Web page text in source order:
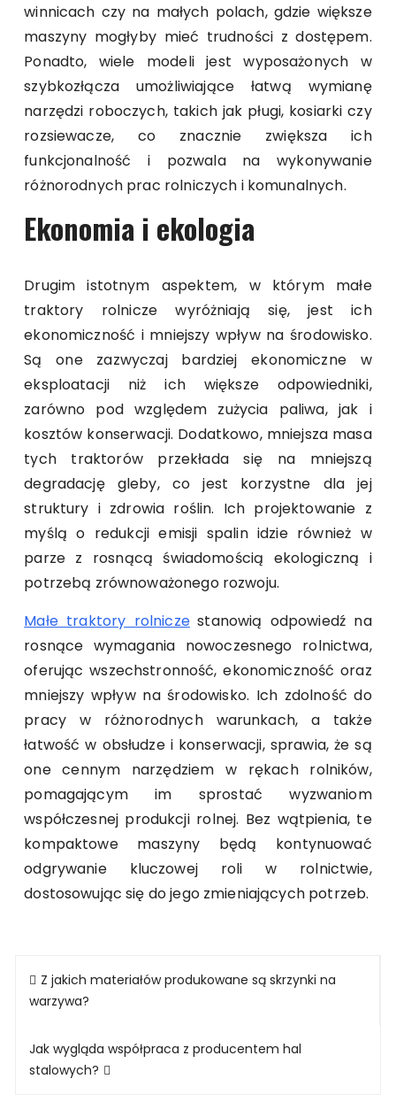
winnicach czy na małych polach, gdzie większe
maszyny mogłyby mieć trudności z dostępem.
Ponadto, wiele modeli jest wyposażonych w
szybkozłącza umożliwiające łatwą wymianę
narzędzi roboczych, takich jak pługi, kosiarki czy
rozsiewacze, co znacznie zwiększa ich
funkcjonalność i pozwala na wykonywanie
różnorodnych prac rolniczych i komunalnych.
Ekonomia i ekologia
Drugim istotnym aspektem, w którym małe
traktory rolnicze wyróżniają się, jest ich
ekonomiczność i mniejszy wpływ na środowisko.
Są one zazwyczaj bardziej ekonomiczne w
eksploatacji niż ich większe odpowiedniki,
zarówno pod względem zużycia paliwa, jak i
kosztów konserwacji. Dodatkowo, mniejsza masa
tych traktorów przekłada się na mniejszą
degradację gleby, co jest korzystne dla jej
struktury i zdrowia roślin. Ich projektowanie z
myślą o redukcji emisji spalin idzie również w
parze z rosnącą świadomością ekologiczną i
potrzebą zrównoważonego rozwoju.
Małe traktory rolnicze stanowią odpowiedź na
rosnące wymagania nowoczesnego rolnictwa,
oferując wszechstronność, ekonomiczność oraz
mniejszy wpływ na środowisko. Ich zdolność do
pracy w różnorodnych warunkach, a także
łatwość w obsłudze i konserwacji, sprawia, że są
one cennym narzędziem w rękach rolników,
pomagającym im sprostać wyzwaniom
współczesnej produkcji rolnej. Bez wątpienia, te
kompaktowe maszyny będą kontynuować
odgrywanie kluczowej roli w rolnictwie,
dostosowując się do jego zmieniających potrzeb.
Nawigacja
wpisu
Z jakich materiałów produkowane są skrzynki na
warzywa?
Jak wygląda współpraca z producentem hal
stalowych?